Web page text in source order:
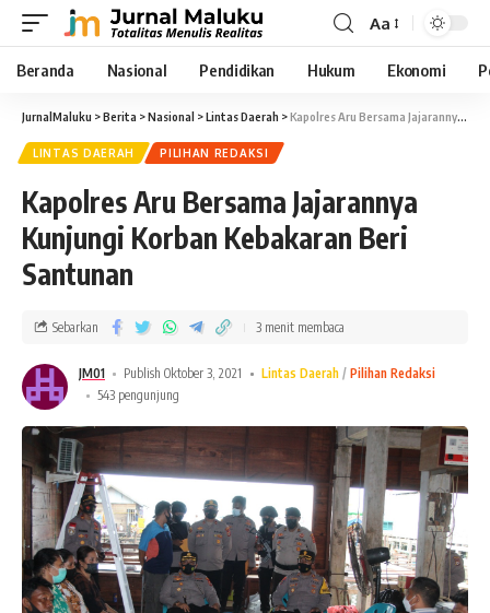
Aa
Beranda Nasional Pendidikan Hukum Ekonomi
JurnalMaluku >Berita >Nasional >Lintas Daerah >Kapolres Aru Bersama Jajarannya Kunjungi Korban Kebakaran Beri Santunan
LINTAS DAERAH PILIHAN REDAKSI
Kapolres Aru Bersama Jajarannya
Kunjungi Korban Kebakaran Beri
Santunan
JM01 Publish Oktober 3, 2021 Lintas Daerah
Pilihan Redaksi
543 pengunjung
Sebarkan 3 menit membaca